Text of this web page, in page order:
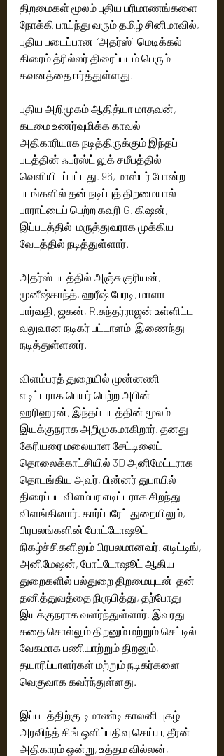
திறமைகள் மூலம் புதிய பரிமாணங்களை
நோக்கி பாய்ந்து வரும் தமிழ் சினிமாவில்,
புதிய படைப்பான  ‘அதர்ஸ்’  மெடிக்கல்
கிரைம் த்ரில்லர் திரைப்படம் பெரும்
கவனத்தை ஈர்த்துள்ளது.
புதிய அறிமுகம் ஆதித்யா மாதவன்,
கடமை உணர்வுமிக்க காவல்
அதிகாரியாக நடித்திருக்கும் இந்தப்
படத்தின் ஃபர்ஸ்ட் லுக் சமீபத்தில்
வெளியிடப்பட்டது. 96, மாஸ்டர் போன்ற
படங்களில் தன் நடிப்புத் திறமையால்
பாராட்டைப் பெற்ற கவுரி G. கிஷன்,
இப்படத்தில்  மருத்துவராக முக்கிய
வேடத்தில் நடித்துள்ளார்.
அதர்ஸ் படத்தில் அஞ்சு குரியன்,
முனீஷ்காந்த், ஹரீஷ் பேரடி, மாளா
பார்வதி, ஜகன், R.சுந்தர்ராஜன் உள்ளிட்ட
வலுவான நடிகர் பட்டாளம்  இணைந்து
நடித்துள்ளனர்.
விளம்பரத் துறையில் முன்னணி
எடிட்டராக பெயர் பெற்ற அபின்
ஹரிஹரன், இந்தப் படத்தின் மூலம்
இயக்குநராக அறிமுகமாகிறார். தனது
கேரியரை மலையாள சேட்டிலைட்
தொலைக்காட்சியில் 3D அனிமேட்டராக
தொடங்கிய அவர், பின்னர் துபாயில்
திரைப்பட விளம்பர எடிட்டராக சிறந்து
விளங்கினார். கார்ப்பரேட் துறையிலும்,
பிரபலங்களின் போட்டோஷூட்
நிகழ்ச்சிகளிலும் பிரபலமானவர். எடிட்டிங்,
அனிமேஷன், போட்டோஷூட் ஆகிய
துறைகளில் பல்துறை திறமையுடன்  தன்
தனித்துவத்தை நிரூபித்து, தற்போது
இயக்குநராக வளர்ந்துள்ளார். இவரது
கதை சொல்லும் திறனும் மற்றும் செட்டில்
வேகமாக பணியாற்றும் திறனும்,
தயாரிப்பாளர்கள் மற்றும் நடிகர்களை
வெகுவாக கவர்ந்துள்ளது.
இப்படத்திற்கு டிமாண்டி காலனி புகழ்
அரவிந்த் சிங் ஒளிப்பதிவு செய்ய, தீரன்
அதிகாரம் ஒன்று, உத்தம வில்லன்,